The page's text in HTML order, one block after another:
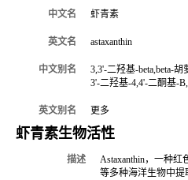
中文名 虾青素
英文名 astaxanthin
中文别名 3,3'-二羟基-beta,beta-胡
3'-二羟基-4,4'-二酮基-
英文别名 更多
虾青素生物活性
描述
Astaxanthin，一种红
等多种海洋生物中提